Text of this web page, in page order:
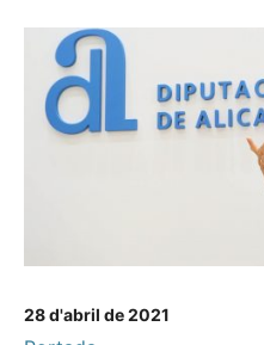
28 d'abril de 2021